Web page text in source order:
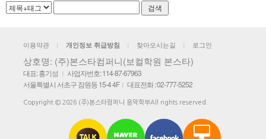
이용약관 개인정보 취급방침 찾아오시는길 로그인
상호명: (주)본스타컴퍼니(보컬학원 본스타)
대표: 홍기성
사업자번호: 114-87-67963
서울특별시 서초구 잠원동 15-4 4F
대표전화 : 02-777-5252
Copyright © 2026 (주)본스타컴퍼니 음악학부All rights reserved.